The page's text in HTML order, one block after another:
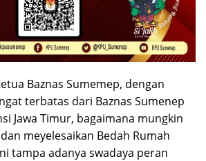
Baznas Sumemep, dengan
terbatas dari Baznas Sumenep
Jawa Timur, bagaimana mungkin
meyelesaikan Bedah Rumah
tampa adanya swadaya peran